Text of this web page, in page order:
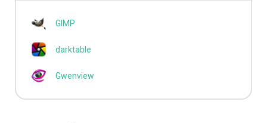
GIMP
darktable
Gwenview